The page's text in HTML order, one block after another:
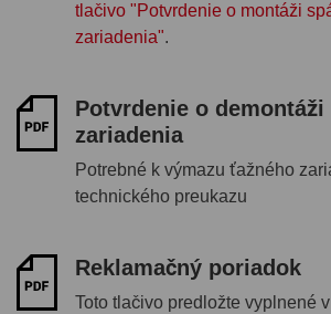
tlačivo "Potvrdenie o montáži
zariadenia".
Potvrdenie o
zariadenia
Potrebné k výmazu ťažného
technického preukazu
Reklamačný poriadok
Toto tlačivo predložte vyplnené